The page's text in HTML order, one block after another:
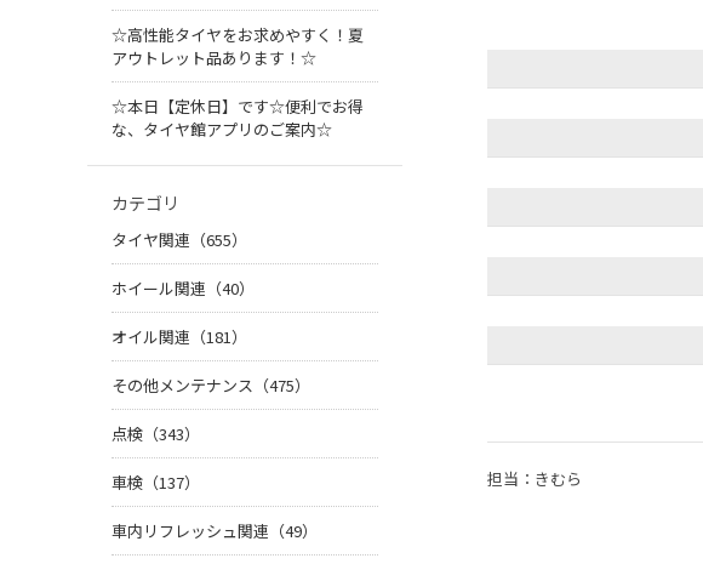
担当：きむら
☆高性能タイヤをお求めやすく！夏
アウトレット品あります！☆
☆本日【定休日】です☆便利でお得
な、タイヤ館アプリのご案内☆
カテゴリ
タイヤ関連（655）
ホイール関連（40）
オイル関連（181）
その他メンテナンス（475）
点検（343）
車検（137）
車内リフレッシュ関連（49）